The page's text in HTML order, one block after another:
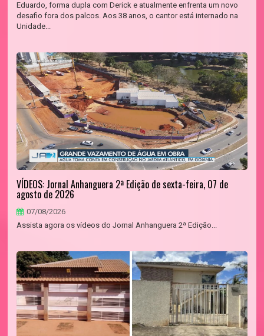
Eduardo, forma dupla com Derick e atualmente enfrenta um novo
desafio fora dos palcos. Aos 38 anos, o cantor está internado na
Unidade...
VÍDEOS: Jornal Anhanguera 2ª Edição de sexta-feira, 07 de
agosto de 2026
07/08/2026
Assista agora os vídeos do Jornal Anhanguera 2ª Edição...